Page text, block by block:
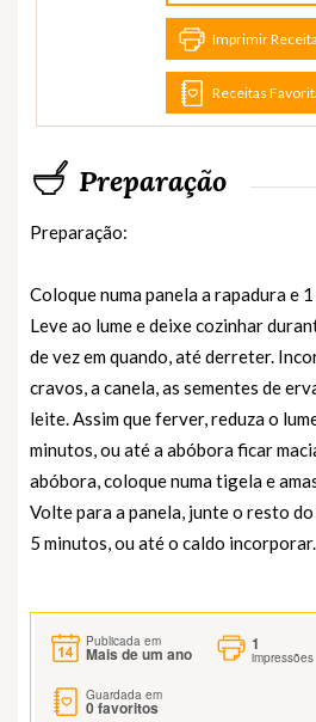
Imprimir Receita
Receitas
Preparação
Preparação:
Coloque numa panela a rapadura e
Leve ao lume e deixe cozinhar
de vez em quando, até derreter.
cravos, a canela, as sementes de
leite. Assim que ferver, reduza o
minutos, ou até a abóbora ficar
abóbora, coloque numa tigela e
Volte para a panela, junte o resto
5 minutos, ou até o caldo incorporar.
Publicada em
Mais de um ano
1
impressões
Guardada em
0favoritos